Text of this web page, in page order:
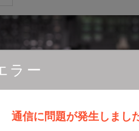
ラー
通信に問題が発生しまし